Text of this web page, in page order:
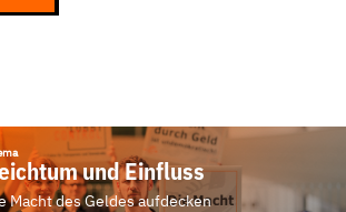
und Einfluss
Macht des Geldes aufdecken